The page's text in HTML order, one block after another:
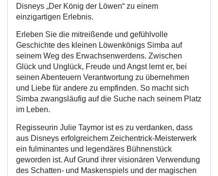
Disneys „Der König der Löwen“ zu einem
einzigartigen Erlebnis.
Erleben Sie die mitreißende und gefühlvolle
Geschichte des kleinen Löwenkönigs Simba auf
seinem Weg des Erwachsenwerdens. Zwischen
Glück und Unglück, Freude und Angst lernt er, bei
seinen Abenteuern Verantwortung zu übernehmen
und Liebe für andere zu empfinden. So macht sich
Simba zwangsläufig auf die Suche nach seinem Platz
im Leben.
Regisseurin Julie Taymor ist es zu verdanken, dass
aus Disneys erfolgreichem Zeichentrick-Meisterwerk
ein fulminantes und legendäres Bühnenstück
geworden ist. Auf Grund ihrer visionären Verwendung
des Schatten- und Maskenspiels und der magischen